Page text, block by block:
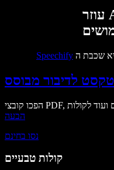
Speechify
הבעה
נסו בחינם
קולות טבעיים